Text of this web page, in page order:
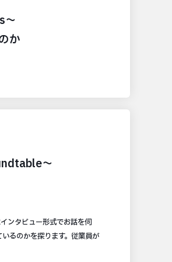
〜
か
〜
ンタビュー形式でお話を伺
るのかを探ります。従業員が